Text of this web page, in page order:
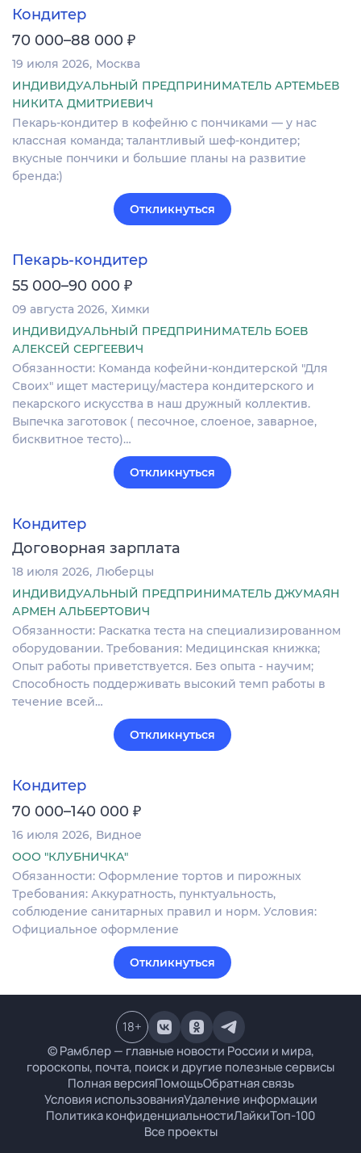
Кондитер
70 000–88 000 ₽
19 июля 2026 Москва
ИНДИВИДУАЛЬНЫЙ ПРЕДПРИНИМАТЕЛЬ АРТЕМЬЕВ
НИКИТА ДМИТРИЕВИЧ
Пекарь-кондитер в кофейню с пончиками — у нас
классная команда; талантливый шеф-кондитер;
вкусные пончики и большие планы на развитие
бренда:)
Откликнуться
Пекарь-кондитер
55 000–90 000 ₽
09 августа 2026 Химки
ИНДИВИДУАЛЬНЫЙ ПРЕДПРИНИМАТЕЛЬ БОЕВ
АЛЕКСЕЙ СЕРГЕЕВИЧ
Обязанности: Команда кофейни-кондитерской "Для
Своих" ищет мастерицу/мастера кондитерского и
пекарского искусства в наш дружный коллектив.
Выпечка заготовок ( песочное, слоеное, заварное,
бисквитное тесто)…
Откликнуться
Кондитер
Договорная зарплата
18 июля 2026 Люберцы
ИНДИВИДУАЛЬНЫЙ ПРЕДПРИНИМАТЕЛЬ ДЖУМАЯН
АРМЕН АЛЬБЕРТОВИЧ
Обязанности: Раскатка теста на специализированном
оборудовании. Требования: Медицинская книжка;
Опыт работы приветствуется. Без опыта - научим;
Способность поддерживать высокий темп работы в
течение всей…
Откликнуться
Кондитер
70 000–140 000 ₽
16 июля 2026 Видное
ООО "КЛУБНИЧКА"
Обязанности: Оформление тортов и пирожных
Требования: Аккуратность, пунктуальность,
соблюдение санитарных правил и норм. Условия:
Официальное оформление
Откликнуться
© Рамблер — главные новости России и мира,
гороскопы, почта, поиск и другие полезные сервисы
Полная версияПомощьОбратная связь
Условия использованияУдаление информации
Политика конфиденциальностиЛайкиТоп-100
Все проекты
18+